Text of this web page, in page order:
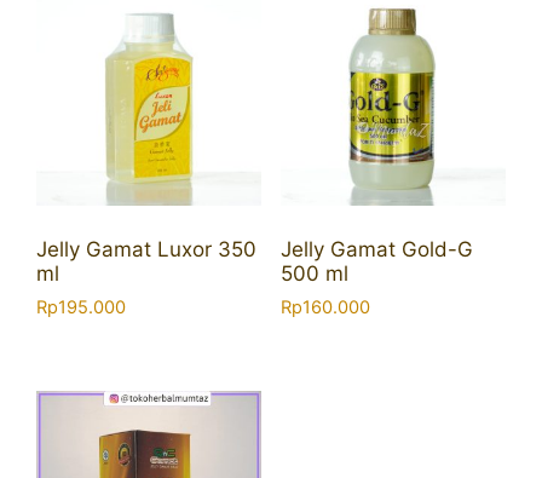
Jelly Gamat Luxor 350
ml
Rp195.000
Jelly Gamat Gold-G
500 ml
Rp160.000